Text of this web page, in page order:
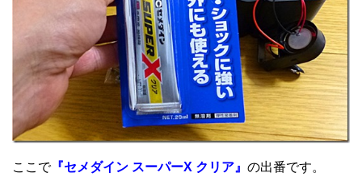
ここで『セメダイン スーパーX クリア』 の出番です。